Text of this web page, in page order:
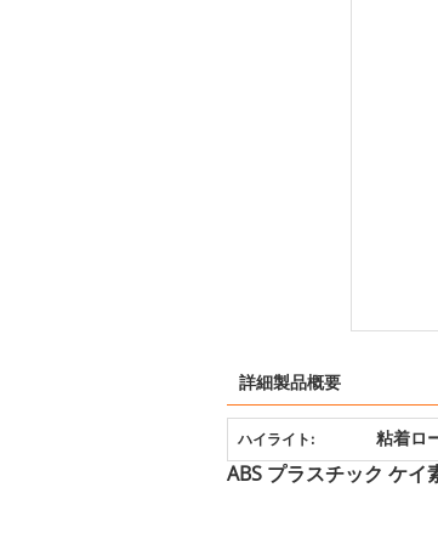
詳細製品概要
ハイライト: 粘着ロ
ABS プラスチック ケ